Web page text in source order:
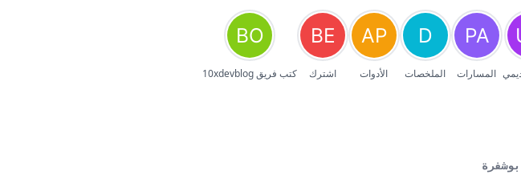
المسارات الملخصات الأدوات اشترك كتب فريق 10xdevblog